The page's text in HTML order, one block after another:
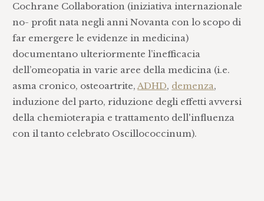
Cochrane Collaboration (iniziativa internazionale
no- profit nata negli anni Novanta con lo scopo di
far emergere le evidenze in medicina)
documentano ulteriormente l’inefficacia
dell’omeopatia in varie aree della medicina (i.e.
asma cronico, osteoartrite,ADHD, demenza,
induzione del parto, riduzione degli effetti avversi
della chemioterapia e trattamento dell'influenza
con il tanto celebrato Oscillococcinum).